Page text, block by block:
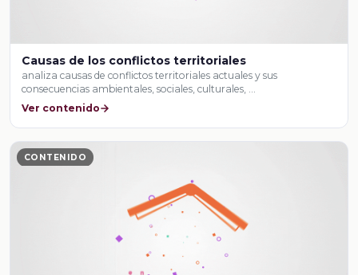
Causas de los conflictos territoriales
analiza causas de conflictos territoriales actuales y sus
consecuencias ambientales, sociales, culturales, …
Ver contenido
CONTENIDO